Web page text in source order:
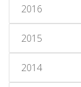
2016
2015
2014